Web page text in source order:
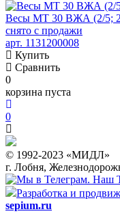
Весы МТ 30 ВЖА (2/5;
снято с продажи
арт. 1131200008
Купить
Сравнить
0
корзина пуста
0
© 1992-2023 «МИДЛ»
г. Лобня,
Наш
Разработка и
sepium.ru